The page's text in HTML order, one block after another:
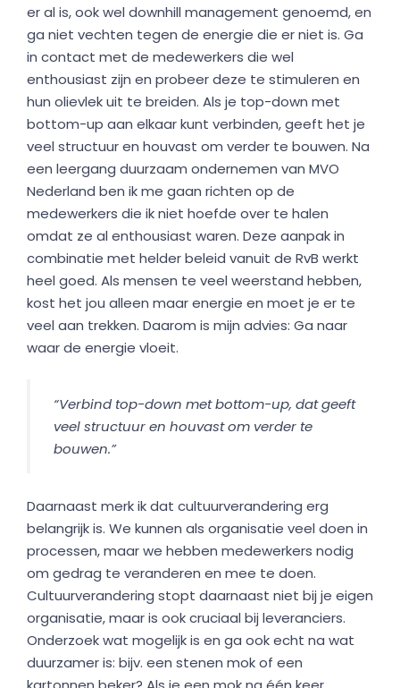
er al is, ook wel downhill management genoemd, en
ga niet vechten tegen de energie die er niet is. Ga
in contact met de medewerkers die wel
enthousiast zijn en probeer deze te stimuleren en
hun olievlek uit te breiden. Als je top-down met
bottom-up aan elkaar kunt verbinden, geeft het je
veel structuur en houvast om verder te bouwen. Na
een leergang duurzaam ondernemen van MVO
Nederland ben ik me gaan richten op de
medewerkers die ik niet hoefde over te halen
omdat ze al enthousiast waren. Deze aanpak in
combinatie met helder beleid vanuit de RvB werkt
heel goed. Als mensen te veel weerstand hebben,
kost het jou alleen maar energie en moet je er te
veel aan trekken. Daarom is mijn advies: Ga naar
waar de energie vloeit.
“Verbind top-down met bottom-up, dat geeft
veel structuur en houvast om verder te
bouwen.”
Daarnaast merk ik dat cultuurverandering erg
belangrijk is. We kunnen als organisatie veel doen in
processen, maar we hebben medewerkers nodig
om gedrag te veranderen en mee te doen.
Cultuurverandering stopt daarnaast niet bij je eigen
organisatie, maar is ook cruciaal bij leveranciers.
Onderzoek wat mogelijk is en ga ook echt na wat
duurzamer is: bijv. een stenen mok of een